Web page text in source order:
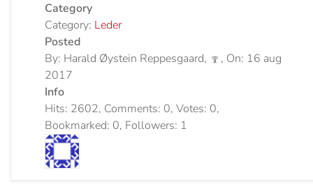
Category
Category: Leder
Posted
By: Harald Øystein Reppesgaard,
, On: 16 aug
2017
Info
Hits: 2602, Comments: 0, Votes: 0,
Bookmarked: 0, Followers: 1